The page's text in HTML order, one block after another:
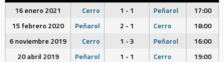
16 enero 2021
Cerro 1 - 1 Peñarol
17:00
15 febrero 2020
Peñarol 2 - 1 Cerro
18:00
6 noviembre 2019
Cerro 1 - 3 Peñarol
16:00
20 abril 2019
Peñarol 1 - 1 Cerro 19:00